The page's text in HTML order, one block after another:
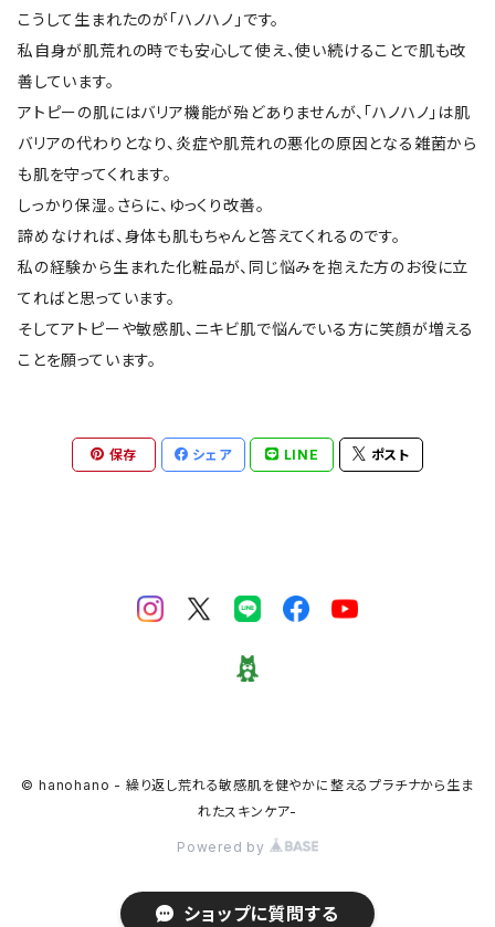
こうして生まれたのが「ハノハノ」です。
私自身が肌荒れの時でも安心して使え、使い続けることで肌も改
善しています。
アトピーの肌にはバリア機能が殆どありませんが、「ハノハノ」は肌
バリアの代わりとなり、炎症や肌荒れの悪化の原因となる雑菌から
も肌を守ってくれます。
しっかり保湿。さらに、ゆっくり改善。
諦めなければ、身体も肌もちゃんと答えてくれるのです。
私の経験から生まれた化粧品が、同じ悩みを抱えた方のお役に立
てればと思っています。
そしてアトピーや敏感肌、ニキビ肌で悩んでいる方に笑顔が増える
ことを願っています。
保存 シェア LINE ポスト
© hanohano - 繰り返し荒れる敏感肌を健やかに整えるプラチナから生ま
れたスキンケア-
Powered by
ショップに質問する